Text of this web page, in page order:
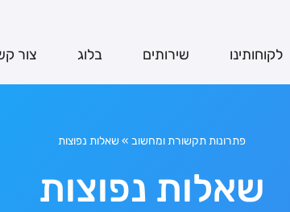
לקוחותינו שירותים בלוג צור
פתרונות תקשורת ומחשוב » שאלות נפוצות
שאלות נפוצות